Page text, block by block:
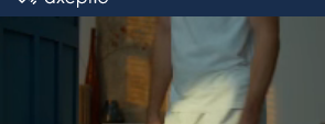
comme literie ?
Bultex est la marque de literie la
les Français*. Un savoir‑faire reconnu
mousse haute résilience, pour des
et confortables.